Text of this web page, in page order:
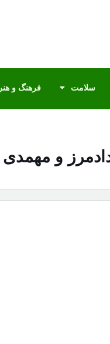
سلامت فرهنگ و هنر
و مهمدی